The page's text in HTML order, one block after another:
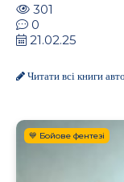
301
0
21.02.25
Читати всі книги
💙 Бойове фентезі